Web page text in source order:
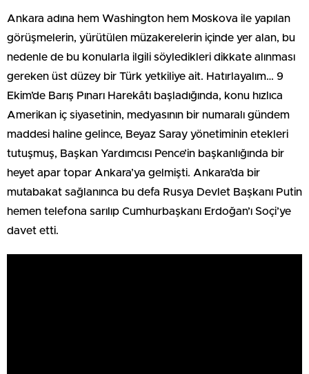
Ankara adına hem Washington hem Moskova ile yapılan
görüşmelerin, yürütülen müzakerelerin içinde yer alan, bu
nedenle de bu konularla ilgili söyledikleri dikkate alınması
gereken üst düzey bir Türk yetkiliye ait. Hatırlayalım… 9
Ekim’de Barış Pınarı Harekâtı başladığında, konu hızlıca
Amerikan iç siyasetinin, medyasının bir numaralı gündem
maddesi haline gelince, Beyaz Saray yönetiminin etekleri
tutuşmuş, Başkan Yardımcısı Pence’in başkanlığında bir
heyet apar topar Ankara’ya gelmişti. Ankara’da bir
mutabakat sağlanınca bu defa Rusya Devlet Başkanı Putin
hemen telefona sarılıp Cumhurbaşkanı Erdoğan’ı Soçi’ye
davet etti.